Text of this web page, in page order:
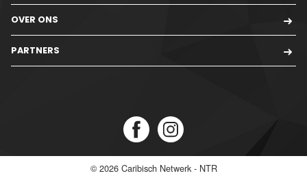
OVER ONS
PARTNERS
© 2026 Caribisch Netwerk - NTR